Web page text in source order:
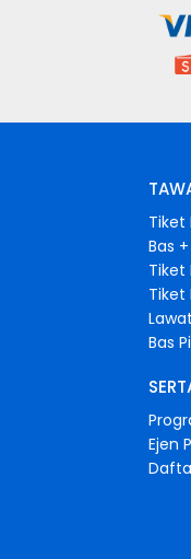
Tiket
Bas
Tiket
Tiket
Bas
Ejen